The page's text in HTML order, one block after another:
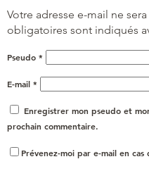
Votre adresse e-mail ne
obligatoires sont indiqués
Pseudo *
E-mail *
Enregistrer mon pseudo et
prochain commentaire.
Prévenez-moi par e-mail en